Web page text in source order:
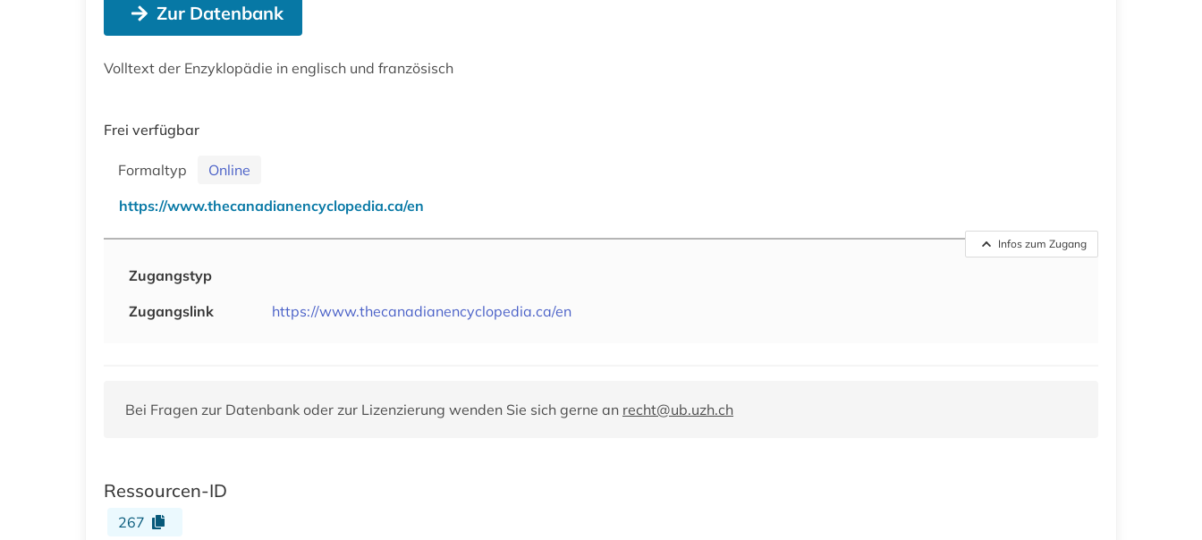
Zur Datenbank
Volltext der Enzyklopädie in englisch und französisch
Frei verfügbar
Formaltyp
Online
https://www.thecanadianencyclopedia.ca/en
Infos zum Zugang
Zugangstyp
Zugangslink
https://www.thecanadianencyclopedia.ca/en
Bei Fragen zur Datenbank oder zur Lizenzierung wenden Sie sich gerne an recht@ub.uzh.ch
Ressourcen-ID
267